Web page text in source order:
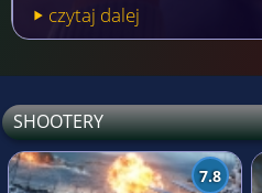
czytaj dalej
SHOOTERY
7.8